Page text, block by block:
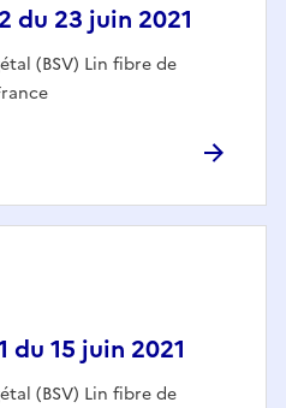
du 23 juin 2021
(BSV) Lin fibre de
du 15 juin 2021
(BSV) Lin fibre de